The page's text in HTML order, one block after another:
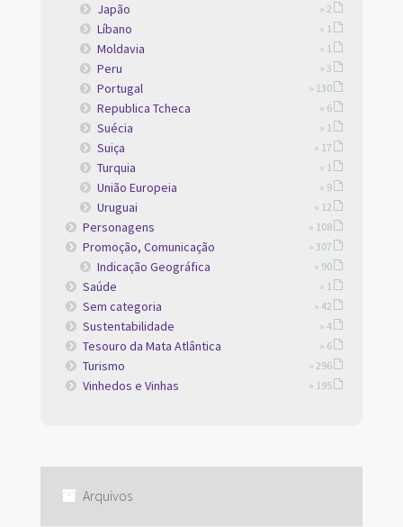
Japão » 2
Líbano » 1
Moldavia » 1
Peru » 3
Portugal » 130
Republica Tcheca » 6
Suécia » 1
Suiça » 17
Turquia » 1
União Europeia » 9
Uruguai » 12
Personagens » 108
Promoção, Comunicação » 307
Indicação Geográfica » 90
Saúde » 1
Sem categoria » 42
Sustentabilidade » 4
Tesouro da Mata Atlântica » 6
Turismo » 296
Vinhedos e Vinhas » 195
Arquivos